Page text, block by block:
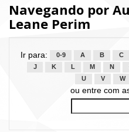
Navegando por
Leane Perim
Ir para: 0-9 A B C
J
K L M N
U
V W
ou entre com